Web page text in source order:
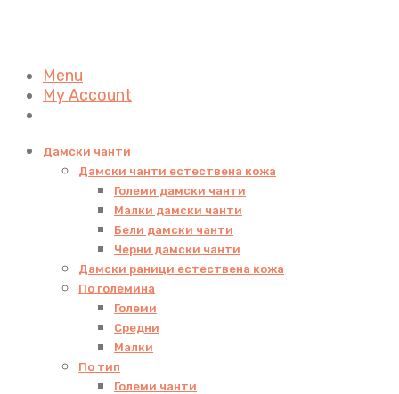
Menu
My Account
Дамски чанти
Дамски чанти естествена кожа
Големи дамски чанти
Малки дамски чанти
Бели дамски чанти
Черни дамски чанти
Дамски раници естествена кожа
По големина
Големи
Средни
Малки
По тип
Големи чанти